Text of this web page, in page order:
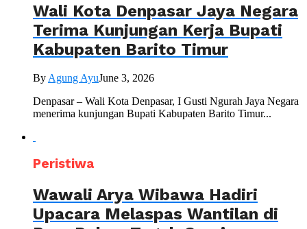
Wali Kota Denpasar Jaya Negara
Terima Kunjungan Kerja Bupati
Kabupaten Barito Timur
ByAgung AyuJune 3, 2026
Denpasar – Wali Kota Denpasar, I Gusti Ngurah Jaya Negara
menerima kunjungan Bupati Kabupaten Barito Timur...
Peristiwa
Wawali Arya Wibawa Hadiri
Upacara Melaspas Wantilan di